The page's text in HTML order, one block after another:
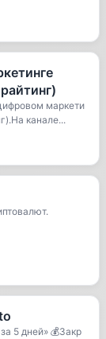
маркети
канале...
5 дней» 💰Закр